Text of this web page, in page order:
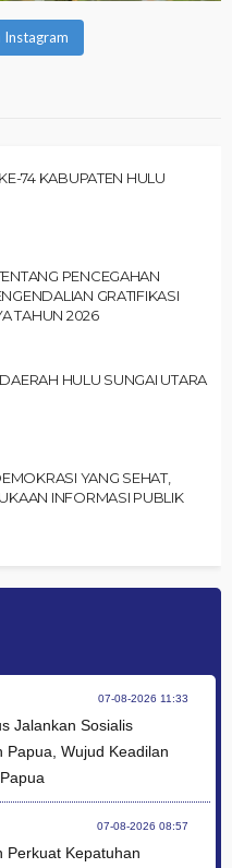
Instagram
74 KABUPATEN HULU
PENCEGAHAN
GRATIFIKASI
TAHUN 2026
HULU SUNGAI UTARA
YANG SEHAT,
INFORMASI PUBLIK
07-08-2026 11:33
Jalankan Sosialis
Papua, Wujud Keadilan
07-08-2026 08:57
Perkuat Kepatuhan